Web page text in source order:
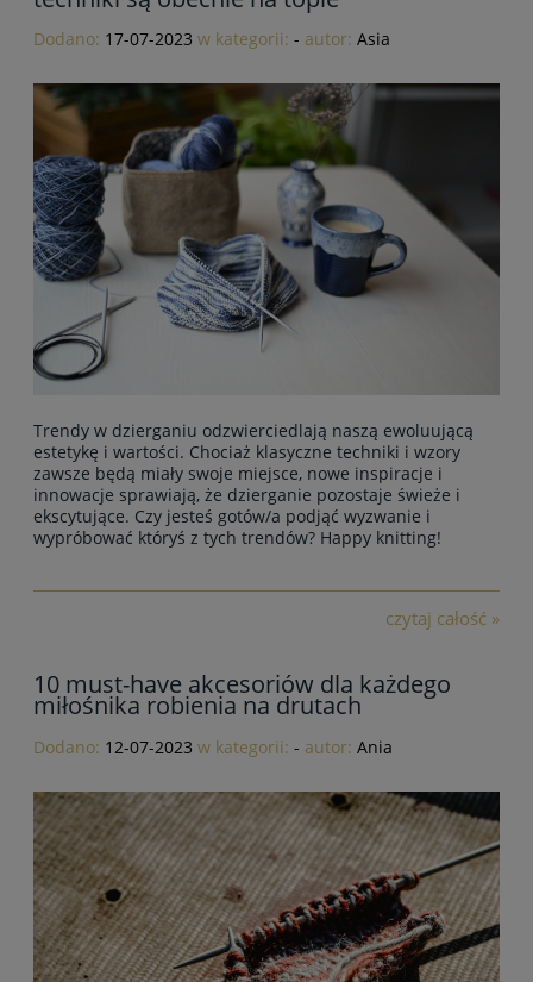
Dodano: 17-07-2023 w kategorii: - autor: Asia
Trendy w dzierganiu odzwierciedlają naszą ewoluującą
estetykę i wartości. Chociaż klasyczne techniki i wzory
zawsze będą miały swoje miejsce, nowe inspiracje i
innowacje sprawiają, że dzierganie pozostaje świeże i
ekscytujące. Czy jesteś gotów/a podjąć wyzwanie i
wypróbować któryś z tych trendów? Happy knitting!
czytaj całość »
10 must-have akcesoriów dla każdego
miłośnika robienia na drutach
Dodano: 12-07-2023 w kategorii: - autor: Ania